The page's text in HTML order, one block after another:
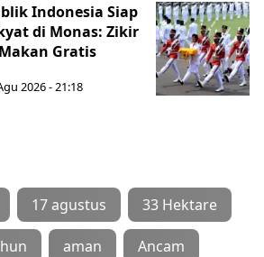
Indonesia Siap
di Monas: Zikir
Gratis
2026 - 21:18
17 agustus 33 Hektare
aman Ancam